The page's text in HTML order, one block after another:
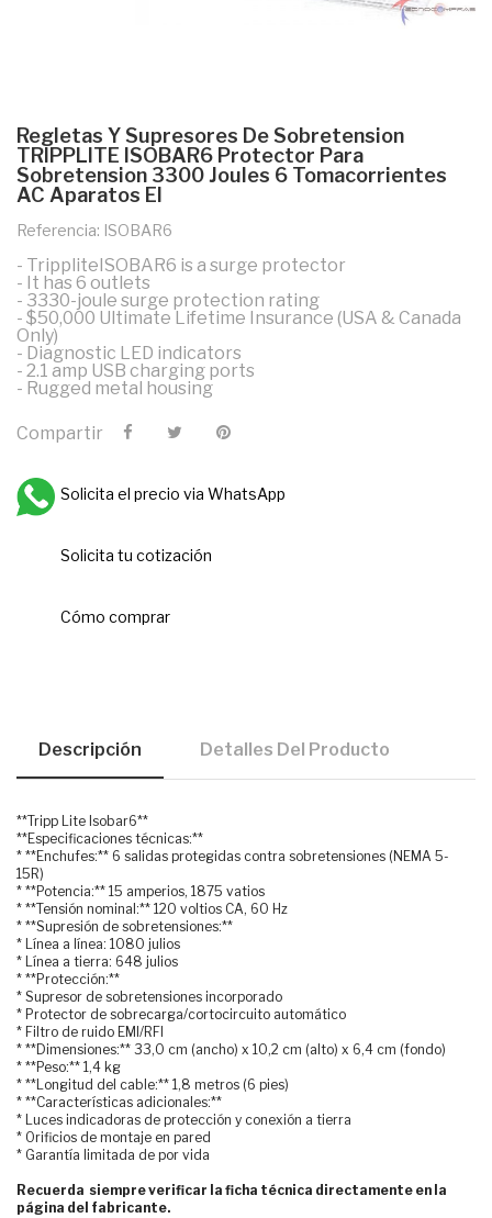
Regletas Y Supresores De Sobretension
TRIPPLITE ISOBAR6 Protector Para
Sobretension 3300 Joules 6 Tomacorrientes
AC Aparatos El
Referencia: ISOBAR6
- TrippliteISOBAR6 is a surge protector
- It has 6 outlets
- 3330-joule surge protection rating
- $50,000 Ultimate Lifetime Insurance (USA & Canada
Only)
- Diagnostic LED indicators
- 2.1 amp USB charging ports
- Rugged metal housing
Compartir
Solicita el precio via WhatsApp
Solicita tu cotización
Cómo comprar
Descripción Detalles Del Producto
**Tripp Lite Isobar6**
**Especificaciones técnicas:**
* **Enchufes:** 6 salidas protegidas contra sobretensiones (NEMA 5-
15R)
* **Potencia:** 15 amperios, 1875 vatios
* **Tensión nominal:** 120 voltios CA, 60 Hz
* **Supresión de sobretensiones:**
* Línea a línea: 1080 julios
* Línea a tierra: 648 julios
* **Protección:**
* Supresor de sobretensiones incorporado
* Protector de sobrecarga/cortocircuito automático
* Filtro de ruido EMI/RFI
* **Dimensiones:** 33,0 cm (ancho) x 10,2 cm (alto) x 6,4 cm (fondo)
* **Peso:** 1,4 kg
* **Longitud del cable:** 1,8 metros (6 pies)
* **Características adicionales:**
* Luces indicadoras de protección y conexión a tierra
* Orificios de montaje en pared
* Garantía limitada de por vida
Recuerda siempre verificar la ficha técnica directamente en la
página del fabricante.